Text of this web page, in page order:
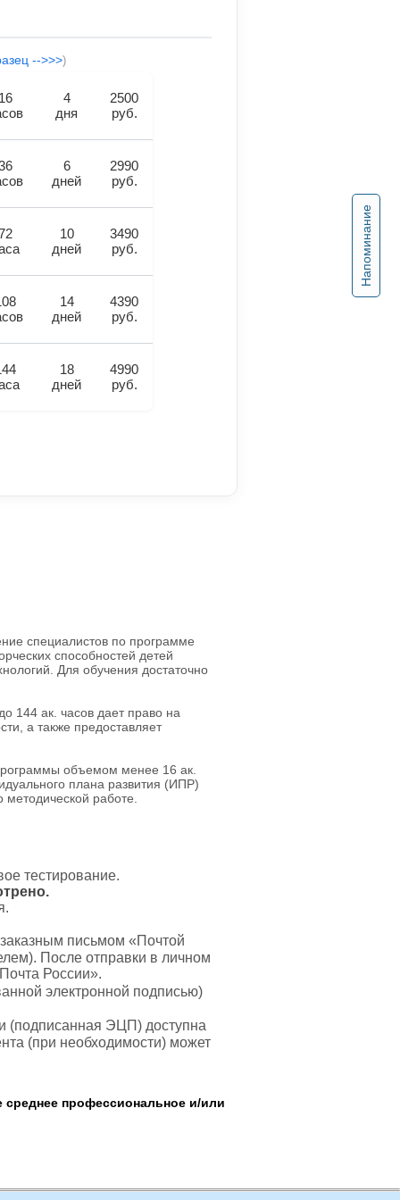
Напоминание
-->>>)
16
4
дня
2500
руб.
6
дней
2990
руб.
10
дней
3490
руб.
14
дней
4390
руб.
18
дней
4990
руб.
специалистов по программе
способностей детей
Для обучения достаточно
144 ак. часов дает право на
а также предоставляет
объемом менее 16 ак.
плана развития (ИПР)
работе.
тестирование.
письмом «Почтой
После отправки в личном
России».
электронной подписью)
(подписанная ЭЦП) доступна
(при необходимости) может
профессиональное и/или